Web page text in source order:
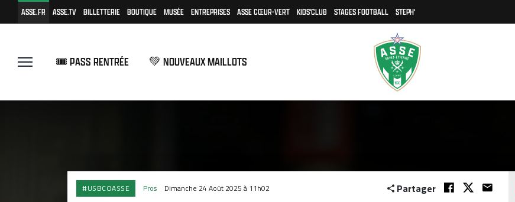
ASSE.FR ASSE.TV BILLETTERIE BOUTIQUE MUSÉE ENTREPRISES ASSE CŒUR-VERT KIDS'CLUB STAGES FOOTBALL STEPH'
🎟️ PASS RENTRÉE 💚 NOUVEAUX MAILLOTS
#USBCOASSE Pros Dimanche 24 Août 2025 à 11h02 Partager